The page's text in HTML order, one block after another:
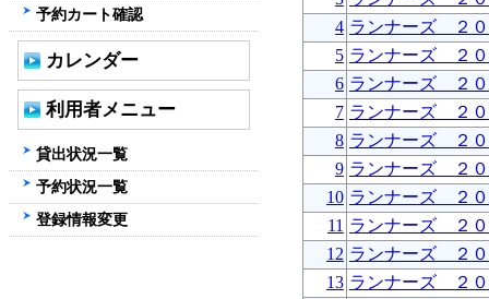
4 ランナーズ ２
5 ランナーズ ２
6 ランナーズ ２
7 ランナーズ ２
8 ランナーズ ２
9 ランナーズ ２
10 ランナーズ ２
11 ランナーズ ２
12 ランナーズ ２
13 ランナーズ ２
予約カート確認
カレンダー
利用者メニュー
貸出状況一覧
予約状況一覧
登録情報変更